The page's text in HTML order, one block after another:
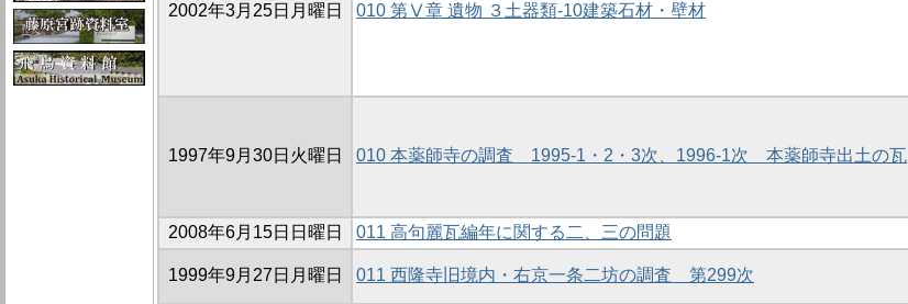
2002年3月25日月曜日 010 第Ⅴ章 遺物 ３土器類-10建築石材・壁材
1997年9月30日火曜日 010 本薬師寺の調査 1995-1・2・3次、1996-1次 本薬師寺出土の瓦
2008年6月15日日曜日
011 高句麗瓦編年に関する二、三の問題
1999年9月27日月曜日 011 西隆寺旧境内・右京一条二坊の調査 第299次